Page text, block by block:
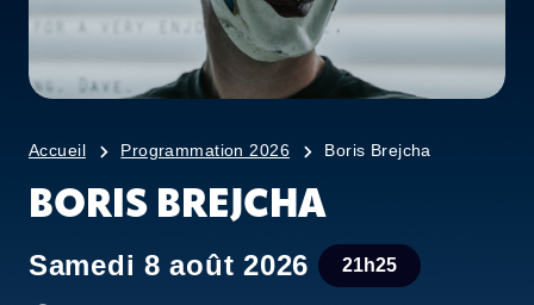
Accueil Programmation 2026 Boris Brejcha
BORIS BREJCHA
Samedi 8 août 2026 21h25